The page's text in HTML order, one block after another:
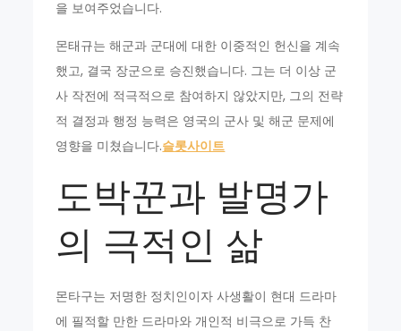
을 보여주었습니다.
몬태규는 해군과 군대에 대한 이중적인 헌신을 계속
했고, 결국 장군으로 승진했습니다. 그는 더 이상 군
사 작전에 적극적으로 참여하지 않았지만, 그의 전략
적 결정과 행정 능력은 영국의 군사 및 해군 문제에
영향을 미쳤습니다.슬롯사이트
도박꾼과 발명가
의 극적인 삶
몬타구는 저명한 정치인이자 사생활이 현대 드라마
에 필적할 만한 드라마와 개인적 비극으로 가득 찬